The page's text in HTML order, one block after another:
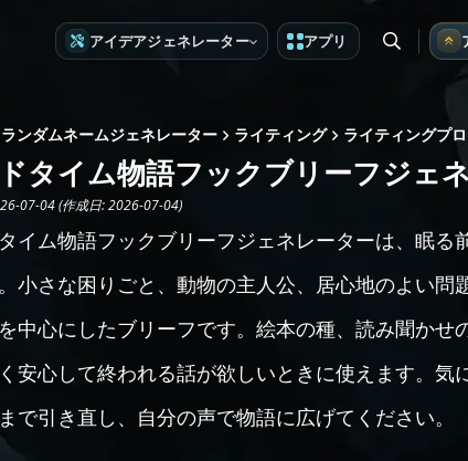
アイデアジェネレーター アプリ
ランダムネームジェネレーター ライティング ライティングプ
タイム物語フックブリーフジェ
07-04 (作成日: 2026-07-04)
イム物語フックブリーフジェネレーターは、眠る
小さな困りごと、動物の主人公、居心地のよい
中心にしたブリーフです。絵本の種、読み聞か
安心して終われる話が欲しいときに使えます。気
で引き直し、自分の声で物語に広げてください。